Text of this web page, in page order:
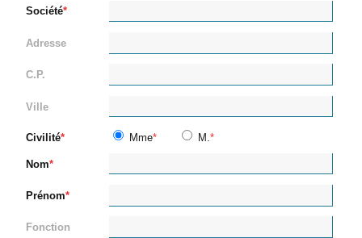
Société
Adresse
C.P.
Ville
Civilité Mme M.
Nom
Prénom
Fonction